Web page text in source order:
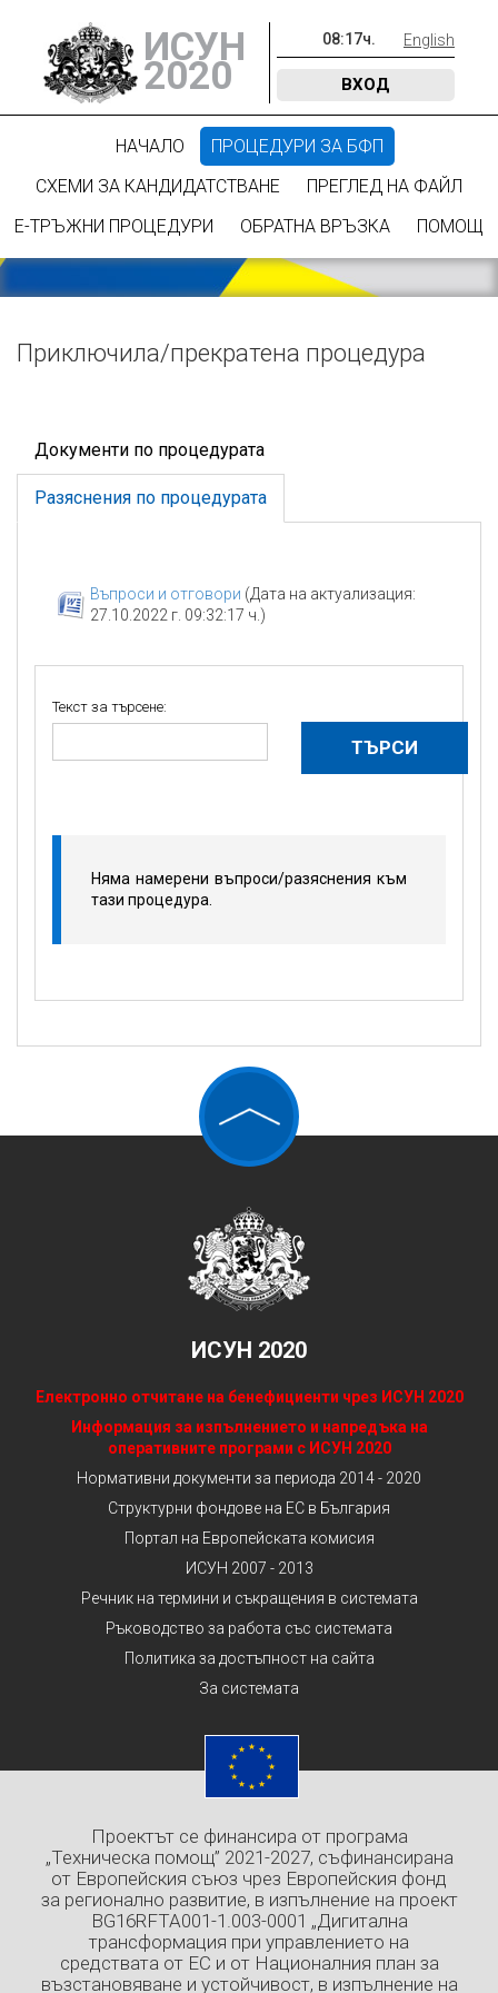
ИСУН
2020
08:17ч. English
ВХОД
НАЧАЛО
ПРОЦЕДУРИ ЗА БФП
СХЕМИ ЗА КАНДИДАТСТВАНЕ
ПРЕГЛЕД НА ФАЙЛ
Е-ТРЪЖНИ ПРОЦЕДУРИ
ОБРАТНА ВРЪЗКА ПОМОЩ
Приключилa/прекратена процедура
Документи по процедурата
Разяснения по процедурата
Въпроси и отговори (Дата на актуализация:
27.10.2022 г. 09:32:17 ч.)
Текст за търсене:
Няма намерени въпроси/разяснения към
тази процедура.
ИСУН 2020
Електронно отчитане на бенефициенти чрез ИСУН 2020
Информация за изпълнението и напредъка на
оперативните програми с ИСУН 2020
Нормативни документи за периода 2014 - 2020
Структурни фондове на ЕС в България
Портал на Европейската комисия
ИСУН 2007 - 2013
Речник на термини и съкращения в системата
Ръководство за работа със системата
Политика за достъпност на сайта
За системата
Проектът се финансира от програма
„Техническа помощ” 2021-2027, съфинансирана
от Европейския съюз чрез Европейския фонд
за регионално развитие, в изпълнение на проект
BG16RFTA001-1.003-0001 „Дигитална
трансформация при управлението на
средствата от ЕС и от Националния план за
възстановяване и устойчивост, в изпълнение на